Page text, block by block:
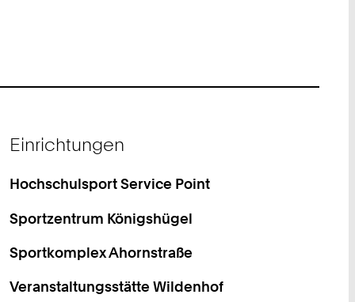
Einrichtungen
Hochschulsport Service Point
Sportzentrum Königshügel
Sportkomplex Ahornstraße
Veranstaltungsstätte Wildenhof